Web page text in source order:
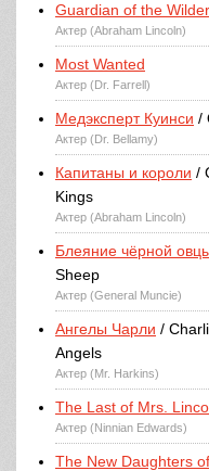
Guardian of the
Актер (Abraham Lincoln)
Most Wanted
Актер (Dr. Farrell)
Медэксперт Куинси /
Актер (Dr. Bellamy)
Капитаны и короли /
Kings
Актер (Abraham Lincoln)
Блеяние чёрной
Sheep
Актер (General Muncie)
Ангелы Чарли /
Angels
Актер (Mr. Harkins)
The Last of Mrs.
Актер (Ninnian Edwards)
The New Daughters